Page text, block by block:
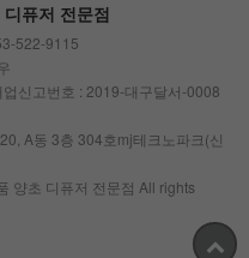
퓨저 전문점
522-9115
신고번호 : 2019-대구달서-0008
A동 3층 304호mj테크노파크(신
양초 디퓨저 전문점 All rights